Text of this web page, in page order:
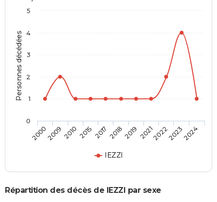
Personnes décédées
IEZZI
200020092010 2015 2017 20182019 2021202220232024
0
1
2
3
4
5
Répartition des décès de IEZZI par sexe